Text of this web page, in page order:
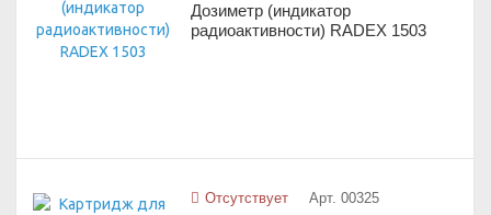
Дозиметр (индикатор
радиоактивности) RADEX 1503
Отсутствует Арт. 00325